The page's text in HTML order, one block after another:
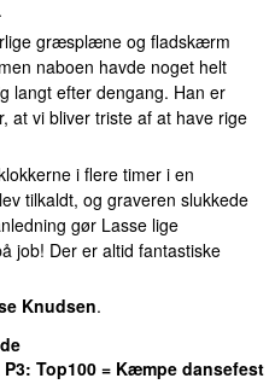
græsplæne og fladskærm
naboen havde noget helt
langt efter dengang. Han er
at vi bliver triste af at have rige
i flere timer i en
tilkaldt, og graveren slukkede
gør Lasse lige
job! Der er altid fantastiske
Knudsen.
: Top100 = Kæmpe dansefest